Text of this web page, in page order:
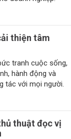
thiện tâm
tranh cuộc sống,
hành động và
tác với mọi người.
thuật đọc vị